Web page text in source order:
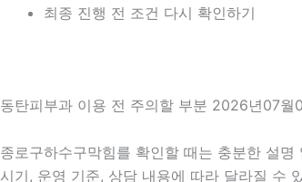
최종 진행 전 조건 다시 확인하기
동탄피부과 이용 전 주의할 부분 2026년07
종로구하수구막힘를 확인할 때는 충분한 설
시기, 운영 기준, 상담 내용에 따라 달라질 수